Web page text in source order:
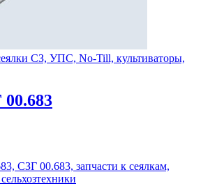
СЗ, УПС, No-Till, культиваторы,
СЗГ 00.683, запчасти к сеялкам,